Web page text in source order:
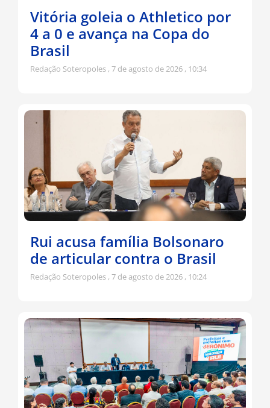
Vitória goleia o Athletico por
4 a 0 e avança na Copa do
Brasil
Redação Soteropoles 7 de agosto de 2026 10:34
Rui acusa família Bolsonaro
de articular contra o Brasil
Redação Soteropoles 7 de agosto de 2026 10:24